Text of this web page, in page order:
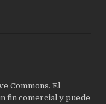
Commons. El
fin comercial y puede